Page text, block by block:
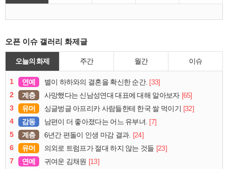
오픈 이슈 갤러리 화제글
오늘의 화제 주간 월간 이슈
1 연예 별이 하하와의 결혼을 확신한 순간. [33]
2
계층 사망했다는 신남성연대 대표에 대해 알아보자 [65]
3
유머 싱글벙글 아프리카 사람들한테 한국 쌀 먹이기 [32]
4
감동 남편이 더 좋아졌다는 어느 유부녀. [7]
5
계층 6년간 편돌이 인생 마감 결과. [24]
6
유머 의외로 트럼프가 절대 하지 않는 것들 [23]
7
연예 귀여운 김채원 [13]